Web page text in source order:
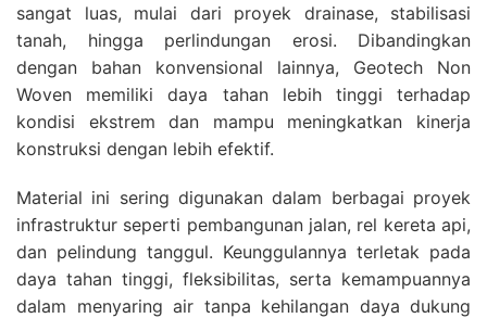
sangat luas, mulai dari proyek drainase, stabilisasi
tanah, hingga perlindungan erosi. Dibandingkan
dengan bahan konvensional lainnya, Geotech Non
Woven memiliki daya tahan lebih tinggi terhadap
kondisi ekstrem dan mampu meningkatkan kinerja
konstruksi dengan lebih efektif.
Material ini sering digunakan dalam berbagai proyek
infrastruktur seperti pembangunan jalan, rel kereta api,
dan pelindung tanggul. Keunggulannya terletak pada
daya tahan tinggi, fleksibilitas, serta kemampuannya
dalam menyaring air tanpa kehilangan daya dukung